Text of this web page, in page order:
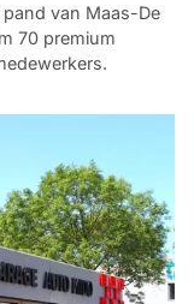
van Maas-De
70 premium